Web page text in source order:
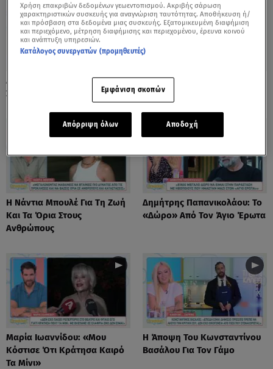
Λόλα Νταϊφά: Η Πιο Δύσκολη
Στιγμή Στην Καριέρα Της
Νόνη Δούνια: «Συνεχίζω Στο
Mega News»
Η Νάντια Μπουλέ Για Τη Ζωή
Και Τα Όρια Στους
Ανθρώπους
Δημήτρης Παπανικολάου: Το
«Δώρο» Από Τον Άγιο Έρωτα
Μαρία Ιωαννίδου: «Μου
Κόστισε Ότι Κράτησα Καιρό
Τα Μίνι»
Η Άποψη Του Κωνσταντίνου
Βασάλου Για Τον Γάμο
Χρήση επακριβών δεδομένων γεωεντοπισμού. Ακριβής σάρωση
χαρακτηριστικών συσκευής για αναγνώριση ταυτότητας. Αποθήκευση ή/
και πρόσβαση στα δεδομένα μιας συσκευής. Εξατομικευμένη διαφήμιση
και περιεχόμενο, μέτρηση διαφήμισης και περιεχομένου, έρευνα κοινού
και ανάπτυξη υπηρεσιών.
Κατάλογος συνεργατών (προμηθευτές)
Εμφάνιση σκοπών
Απόρριψη όλων Αποδοχή